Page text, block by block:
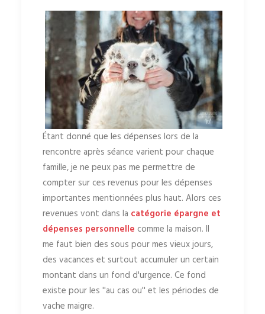
Étant donné que les dépenses lors de la
rencontre après séance varient pour chaque
famille, je ne peux pas me permettre de
compter sur ces revenus pour les dépenses
importantes mentionnées plus haut. Alors ces
revenues vont dans la catégorie épargne et
dépenses personnelle comme la maison. Il
me faut bien des sous pour mes vieux jours,
des vacances et surtout accumuler un certain
montant dans un fond d'urgence. Ce fond
existe pour les ''au cas ou'' et les périodes de
vache maigre.